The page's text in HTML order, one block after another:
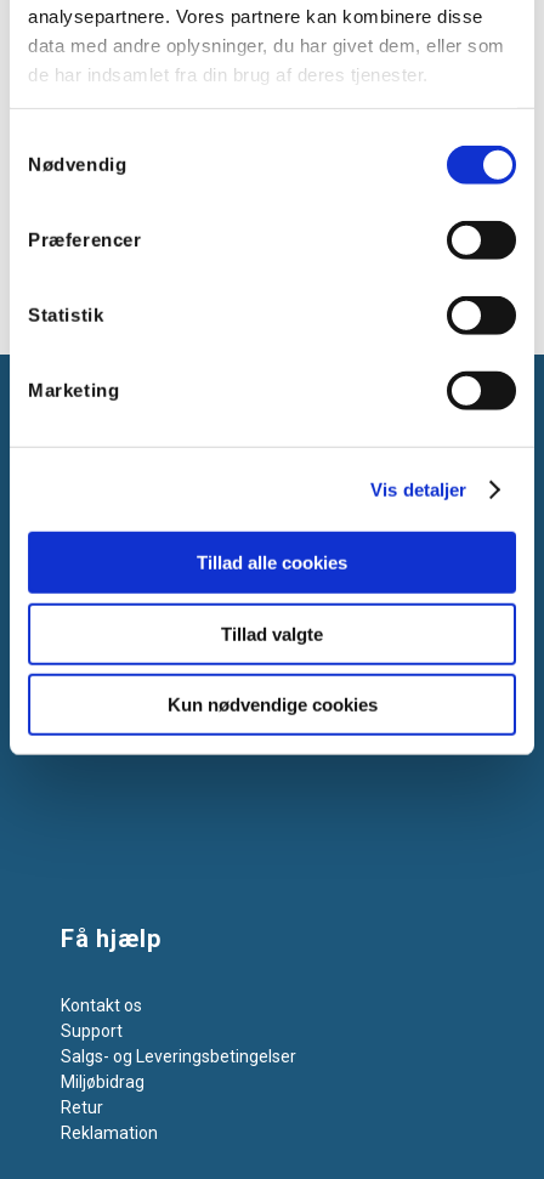
analysepartnere. Vores partnere kan kombinere disse
data med andre oplysninger, du har givet dem, eller som
de har indsamlet fra din brug af deres tjenester.
Nødvendig
Præferencer
Statistik
Marketing
Vis detaljer
Tillad alle cookies
Tillad valgte
Kun nødvendige cookies
- Selvtest
09431502
EAN:
4014712223257
info@vanpee.dk
Få hjælp
Kontakt os
Support
Salgs- og Leveringsbetingelser
Miljøbidrag
Retur
Reklamation